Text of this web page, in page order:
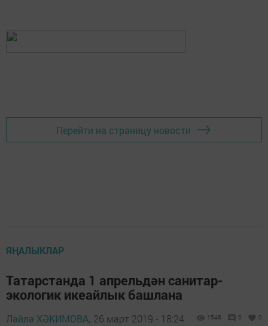
Перейти на страницу новости
ЯҢАЛЫКЛАР
Татарстанда 1 апрельдән санитар-
экологик икеайлык башлана
Ләйлә ХӘКИМОВА, 26 март 2019 - 18:24 1548 0 0